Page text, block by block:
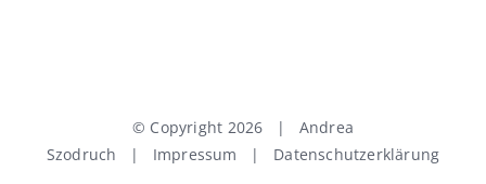
© Copyright 2026 | Andrea
Szodruch | Impressum | Datenschutzerklärung